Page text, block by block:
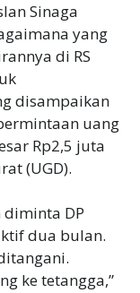
Sinaga
yang
di RS
disampaikan
uang
Rp2,5 juta
(UGD).
diminta DP
dua bulan.
ke tetangga,”